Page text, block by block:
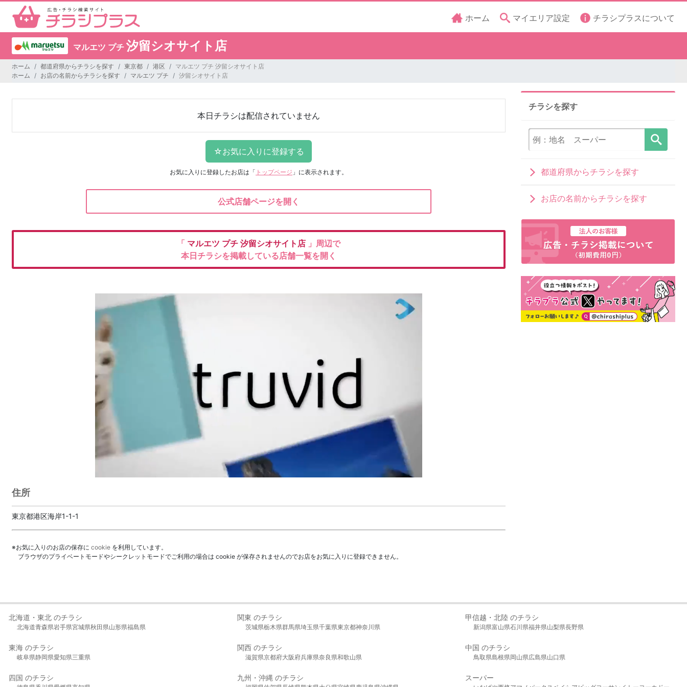
ホーム マイエリア設定 チラシプラスについて
マルエツ プチ 汐留シオサイト店
ホーム 都道府県からチラシを探す 東京都 港区
マルエツ プチ 汐留シオサイト店
ホーム
お店の名前からチラシを探す マルエツ プチ 汐留シオサイト店
本日チラシは配信されていません
お気に入りに登録したお店は 「 トップページ 」に表示されます。
公式店舗ページを開く
「 マルエツ プチ 汐留シオサイト店 」周辺で
本日チラシを掲載している店舗一覧を開く
住所
東京都港区海岸1-1-1
※お気に入りのお店の保存に cookie を利用しています。
ブラウザのプライベートモードやシークレットモードでご利用の場合は cookie が保存されませんのでお店をお気に入りに登録できません。
チラシを探す
都道府県からチラシを探す
お店の名前からチラシを探す
北海道・東北 のチラシ
北海道青森県岩手県宮城県秋田県山形県福島県
関東 のチラシ
茨城県栃木県群馬県埼玉県千葉県東京都神奈川県
甲信越・北陸 のチラシ
新潟県富山県石川県福井県山梨県長野県
東海 のチラシ
岐阜県静岡県愛知県三重県
関西 のチラシ
滋賀県京都府大阪府兵庫県奈良県和歌山県
中国 のチラシ
鳥取県島根県岡山県広島県山口県
四国 のチラシ 九州・沖縄 のチラシ スーパー